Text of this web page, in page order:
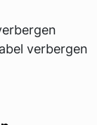
verbergen